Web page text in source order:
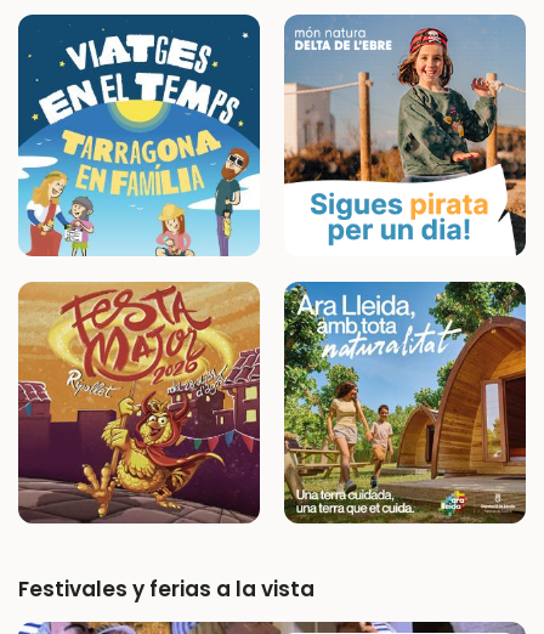
Festivales y ferias a la vista